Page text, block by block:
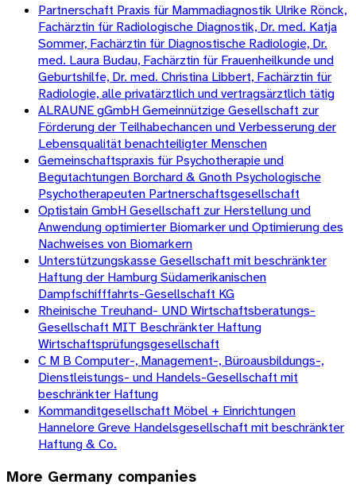
Partnerschaft Praxis für Mammadiagnostik Ulrike Rönck,
Fachärztin für Radiologische Diagnostik, Dr. med. Katja
Sommer, Fachärztin für Diagnostische Radiologie, Dr.
med. Laura Budau, Fachärztin für Frauenheilkunde und
Geburtshilfe, Dr. med. Christina Libbert, Fachärztin für
Radiologie, alle privatärztlich und vertragsärztlich tätig
ALRAUNE gGmbH Gemeinnützige Gesellschaft zur
Förderung der Teilhabechancen und Verbesserung der
Lebensqualität benachteiligter Menschen
Gemeinschaftspraxis für Psychotherapie und
Begutachtungen Borchard & Gnoth Psychologische
Psychotherapeuten Partnerschaftsgesellschaft
Optistain GmbH Gesellschaft zur Herstellung und
Anwendung optimierter Biomarker und Optimierung des
Nachweises von Biomarkern
Unterstützungskasse Gesellschaft mit beschränkter
Haftung der Hamburg Südamerikanischen
Dampfschifffahrts-Gesellschaft KG
Rheinische Treuhand- UND Wirtschaftsberatungs-
Gesellschaft MIT Beschränkter Haftung
Wirtschaftsprüfungsgesellschaft
C M B Computer-, Management-, Büroausbildungs-,
Dienstleistungs- und Handels-Gesellschaft mit
beschränkter Haftung
Kommanditgesellschaft Möbel + Einrichtungen
Hannelore Greve Handelsgesellschaft mit beschränkter
Haftung & Co.
More Germany companies